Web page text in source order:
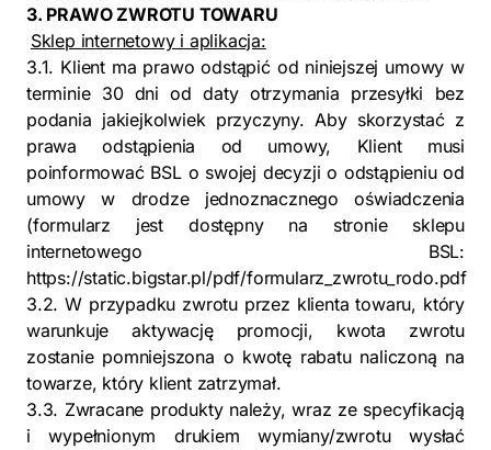
3. PRAWO ZWROTU TOWARU
Sklep internetowy i aplikacja:
3.1. Klient ma prawo odstąpić od niniejszej umowy w
terminie 30 dni od daty otrzymania przesyłki bez
podania jakiejkolwiek przyczyny. Aby skorzystać z
prawa odstąpienia od umowy, Klient musi
poinformować BSL o swojej decyzji o odstąpieniu od
umowy w drodze jednoznacznego oświadczenia
(formularz jest dostępny na stronie sklepu
internetowego BSL:
https://static.bigstar.pl/pdf/formularz_zwrotu_rodo.pdf
3.2. W przypadku zwrotu przez klienta towaru, który
warunkuje aktywację promocji, kwota zwrotu
zostanie pomniejszona o kwotę rabatu naliczoną na
towarze, który klient zatrzymał.
3.3. Zwracane produkty należy, wraz ze specyfikacją
i wypełnionym drukiem wymiany/zwrotu wysłać